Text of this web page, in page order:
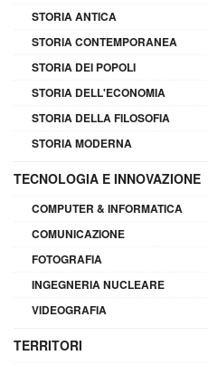
STORIA ANTICA
STORIA CONTEMPORANEA
STORIA DEI POPOLI
STORIA DELL'ECONOMIA
STORIA DELLA FILOSOFIA
STORIA MODERNA
TECNOLOGIA E INNOVAZIONE
COMPUTER & INFORMATICA
COMUNICAZIONE
FOTOGRAFIA
INGEGNERIA NUCLEARE
VIDEOGRAFIA
TERRITORI